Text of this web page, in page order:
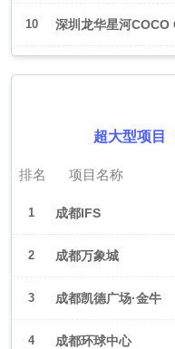
10 深圳龙华星河COCO
超大型项目
排名 项目名称
1 成都IFS
2 成都万象城
3 成都凯德广场·金牛
4 成都环球中心